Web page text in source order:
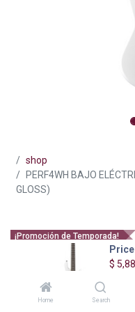
$
Home Search
shop
PERF4WH BAJO
GLOSS)
¡Promoción de Temporada!
PERF4WH
SPECTOR
GLOSS)